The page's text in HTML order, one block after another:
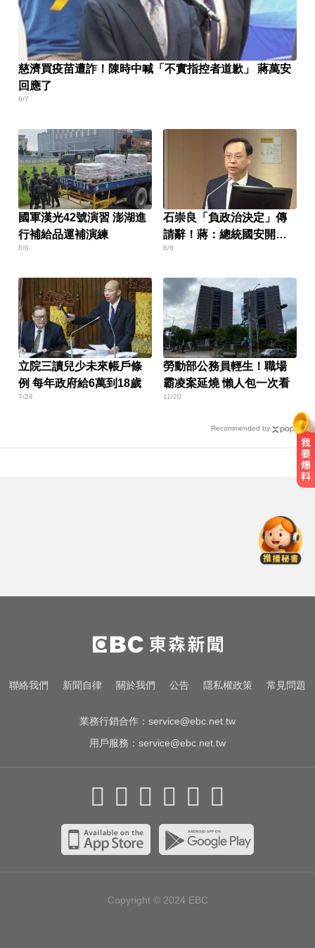
慈濟買疫苗遭詐！陳時中喊「不實指控者道歉」 蔣萬安
回應了
8/7
國軍漢光42號演習 澎湖進
行補給品運補演練
8/6
石崇良「負政治決定」傳
請辭！蔣：總統國安開了
沒？
8/8
立院三讀兒少未來帳戶條
例 每年政府給6萬到18歲
7/24
勞動部公務員輕生！職場
霸凌案延燒 懶人包一次看
11/20
Recommended by
「扭曲變形」男駕駛受困亡
47歲女腹痛竟生下女嬰 26歲女兒震
驚：以為變胖
快訊／白海豚逼近！新竹縣尖石、
聯絡我們 新聞自律 關於我們 公告 隱私權政策 常見問題
業務行銷合作： service@ebc.net.tw
用戶服務： service@ebc.net.tw
Copyright © 2024 EBC